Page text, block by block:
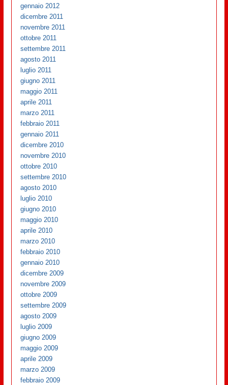
gennaio 2012
dicembre 2011
novembre 2011
ottobre 2011
settembre 2011
agosto 2011
luglio 2011
giugno 2011
maggio 2011
aprile 2011
marzo 2011
febbraio 2011
gennaio 2011
dicembre 2010
novembre 2010
ottobre 2010
settembre 2010
agosto 2010
luglio 2010
giugno 2010
maggio 2010
aprile 2010
marzo 2010
febbraio 2010
gennaio 2010
dicembre 2009
novembre 2009
ottobre 2009
settembre 2009
agosto 2009
luglio 2009
giugno 2009
maggio 2009
aprile 2009
marzo 2009
febbraio 2009